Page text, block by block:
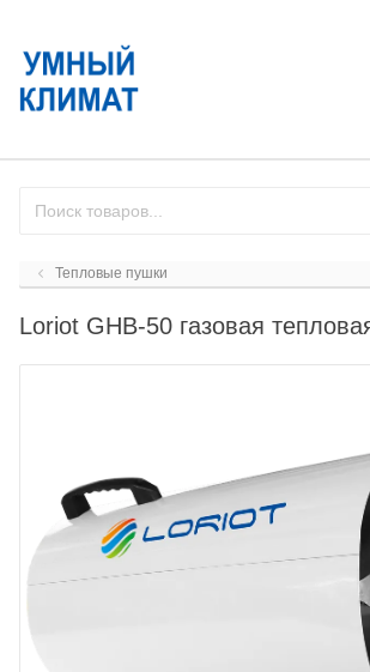
Тепловые пушки
Loriot GHB-50 газовая